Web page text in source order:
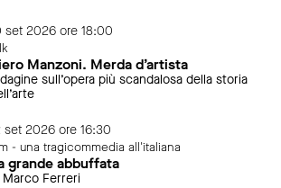
set 2026 ore 18:00
Manzoni. Merda d’artista
sull’opera più scandalosa della storia
set 2026 ore 16:30
- una tragicommedia all'italiana
grande abbuffata
Ferreri